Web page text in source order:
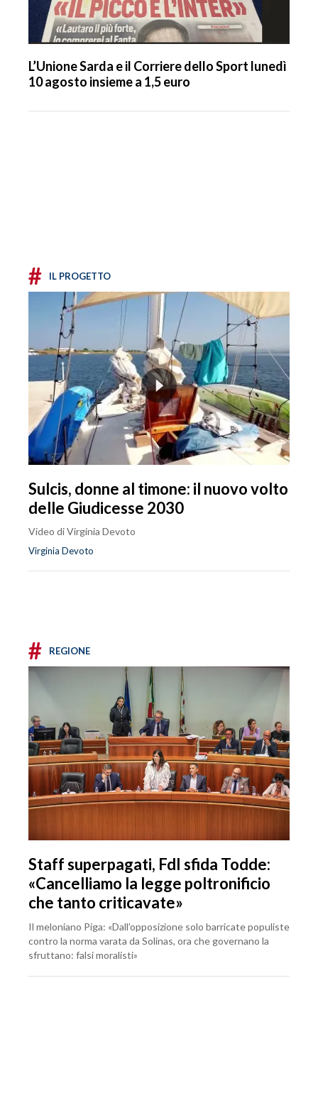
L’Unione Sarda e il Corriere dello Sport lunedì
10 agosto insieme a 1,5 euro
# IL PROGETTO
Sulcis, donne al timone: il nuovo volto
delle Giudicesse 2030
Video di Virginia Devoto
Virginia Devoto
# REGIONE
Staff superpagati, FdI sfida Todde:
«Cancelliamo la legge poltronificio
che tanto criticavate»
Il meloniano Piga: «Dall’opposizione solo barricate populiste
contro la norma varata da Solinas, ora che governano la
sfruttano: falsi moralisti»